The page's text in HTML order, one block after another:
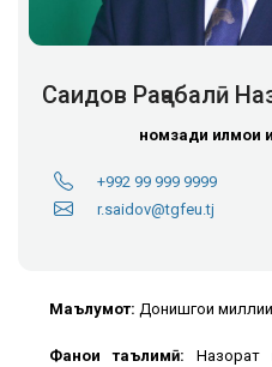
Саидов Раҷабалӣ
номзади илмҳои
+992 99 999 9999
r.saidov@tgfeu.tj
Маълумот: Донишгоҳи
Фанҳои таълимӣ: Назорат